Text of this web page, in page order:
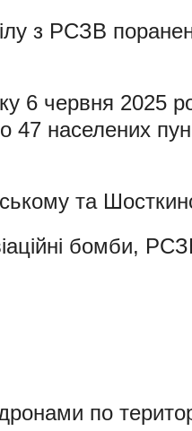
з РСЗВ
6 червня 2025
47 населених
та
бомби,
по